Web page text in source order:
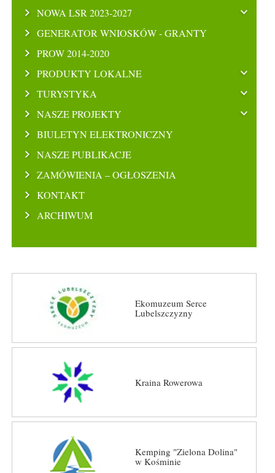
NOWA LSR 2023-2027
GENERATOR WNIOSKÓW - GRANTY
PROW 2014-2020
PRODUKTY LOKALNE
TURYSTYKA
NASZE PROJEKTY
BIULETYN ELEKTRONICZNY
NASZE PUBLIKACJE
ZAMÓWIENIA – OGŁOSZENIA
KONTAKT
ARCHIWUM
Ekomuzeum Serce
Lubelszczyzny
Kraina Rowerowa
Kemping "Zielona Dolina"
w Kośminie